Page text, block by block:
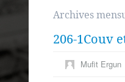
Archives
206-1Couv
Mufit Ergun